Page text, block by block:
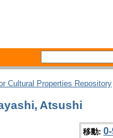
Cultural Properties Repository
Atsushi
移動: